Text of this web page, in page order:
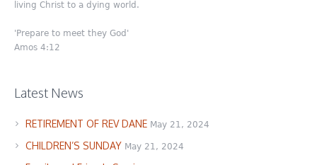
living Christ to a dying world.
'Prepare to meet they God'
Amos 4:12
Latest News
RETIREMENT OF REV DANE May 21, 2024
CHILDREN’S SUNDAY May 21, 2024